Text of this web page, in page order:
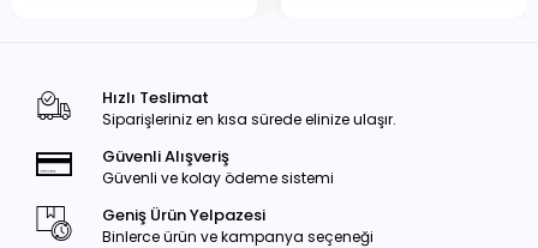
Hızlı Teslimat
Siparişleriniz en kısa sürede elinize ulaşır.
Güvenli Alışveriş
Güvenli ve kolay ödeme sistemi
Geniş Ürün Yelpazesi
Binlerce ürün ve kampanya seçeneği